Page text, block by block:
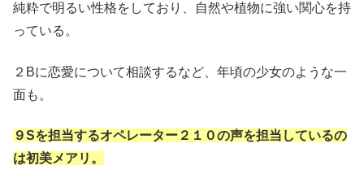
純粋で明るい性格をしており、自然や植物に強い関心を持
っている。
２Bに恋愛について相談するなど、年頃の少女のような一
面も。
９Sを担当するオペレーター２１０の声を担当しているの
は初美メアリ。